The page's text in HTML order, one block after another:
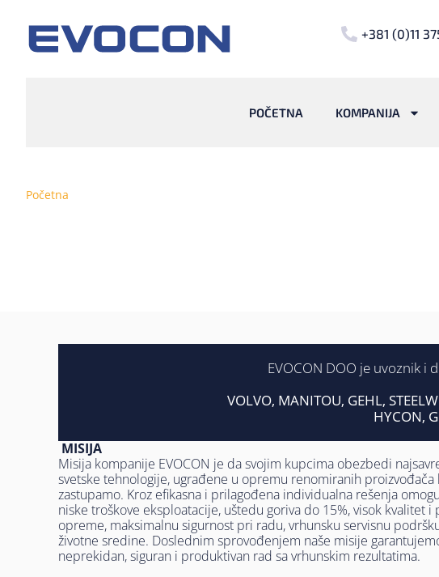
+381 (0)11
POČETNA KOMPANIJA
Početna
EVOCON DOO je uvoznik
VOLVO, MANITOU, GEHL,
HYCON,
MISIJA
Misija kompanije EVOCON je da svojim kupcima obezbedi
svetske tehnologije, ugrađene u opremu renomiranih proizvođača
zastupamo. Kroz efikasna i prilagođena individualna rešenja
niske troškove eksploatacije, uštedu goriva do 15%, visok kvalitet i
opreme, maksimalnu sigurnost pri radu, vrhunsku servisnu
životne sredine. Doslednim sprovođenjem naše misije
neprekidan, siguran i produktivan rad sa vrhunskim rezultatima.